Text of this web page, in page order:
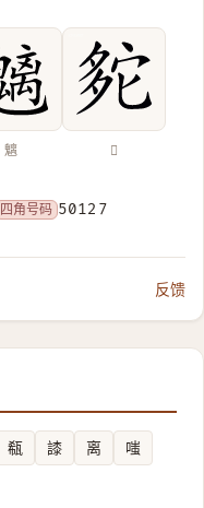
魑 𡖟
四角号码 50127
反馈
瓻 䜉 离
嗤